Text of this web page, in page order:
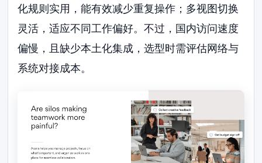
化规则实用，能有效减少重复操作；多视图切换
灵活，适应不同工作偏好。不过，国内访问速度
偏慢，且缺少本土化集成，选型时需评估网络与
系统对接成本。